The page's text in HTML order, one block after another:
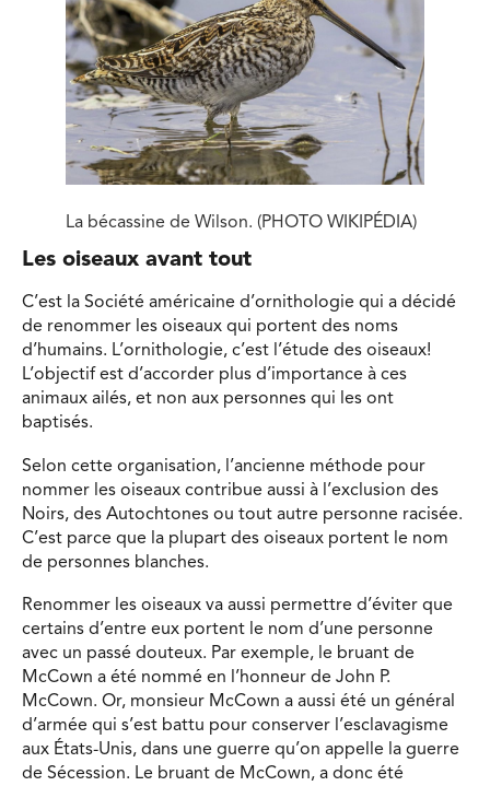
La bécassine de Wilson. (PHOTO WIKIPÉDIA)
Les oiseaux avant tout
C’est la Société américaine d’ornithologie qui a décidé
de renommer les oiseaux qui portent des noms
d’humains. L’ornithologie, c’est l’étude des oiseaux!
L’objectif est d’accorder plus d’importance à ces
animaux ailés, et non aux personnes qui les ont
baptisés.
Selon cette organisation, l’ancienne méthode pour
nommer les oiseaux contribue aussi à l’exclusion des
Noirs, des Autochtones ou tout autre personne racisée.
C’est parce que la plupart des oiseaux portent le nom
de personnes blanches.
Renommer les oiseaux va aussi permettre d’éviter que
certains d’entre eux portent le nom d’une personne
avec un passé douteux. Par exemple, le bruant de
McCown a été nommé en l’honneur de John P.
McCown. Or, monsieur McCown a aussi été un général
d’armée qui s’est battu pour conserver l’esclavagisme
aux États-Unis, dans une guerre qu’on appelle la guerre
de Sécession. Le bruant de McCown, a donc été